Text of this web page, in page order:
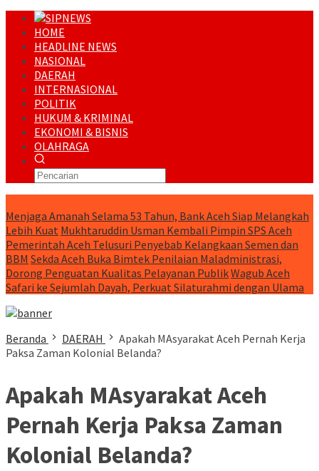
HOME
HEADLINE NEWS
NASIONAL
DAERAH
INTERNASIONAL
POLITIK
HUKUM & KRIMINAL
EKONOMI & BISNIS
OLAHRAGA
Menjaga Amanah Selama 53 Tahun, Bank Aceh Siap Melangkah
Lebih Kuat Mukhtaruddin Usman Kembali Pimpin SPS Aceh
Pemerintah Aceh Telusuri Penyebab Kelangkaan Semen dan
BBM Sekda Aceh Buka Bimtek Penilaian Maladministrasi,
Dorong Penguatan Kualitas Pelayanan PublikWagub Aceh
Safari ke Sejumlah Dayah, Perkuat Silaturahmi dengan Ulama
Beranda DAERAH
Apakah MAsyarakat Aceh Pernah Kerja
Paksa Zaman Kolonial Belanda?
Apakah MAsyarakat Aceh
Pernah Kerja Paksa Zaman
Kolonial Belanda?